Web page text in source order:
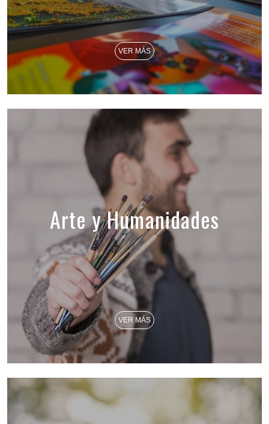
VER MÁS
Arte y Humanidades
VER MÁS